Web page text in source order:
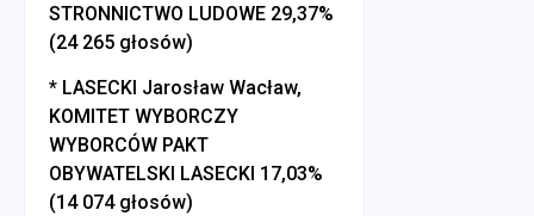
STRONNICTWO LUDOWE 29,37%
(24 265 głosów)
* LASECKI Jarosław Wacław,
KOMITET WYBORCZY
WYBORCÓW PAKT
OBYWATELSKI LASECKI 17,03%
(14 074 głosów)